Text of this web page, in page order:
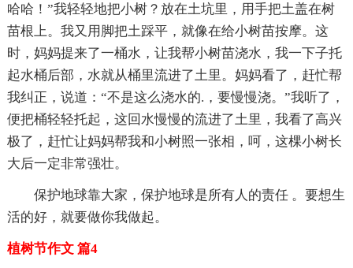
哈哈！”我轻轻地把小树？放在土坑里，用手把土盖在树
苗根上。我又用脚把土踩平，就像在给小树苗按摩。这
时，妈妈提来了一桶水，让我帮小树苗浇水，我一下子托
起水桶后部，水就从桶里流进了土里。妈妈看了，赶忙帮
我纠正，说道：“不是这么浇水的.，要慢慢浇。”我听了，
便把桶轻轻托起，这回水慢慢的流进了土里，我看了高兴
极了，赶忙让妈妈帮我和小树照一张相，呵，这棵小树长
大后一定非常强壮。
保护地球靠大家，保护地球是所有人的责任 。要想生
活的好，就要做你我做起。
植树节作文 篇4